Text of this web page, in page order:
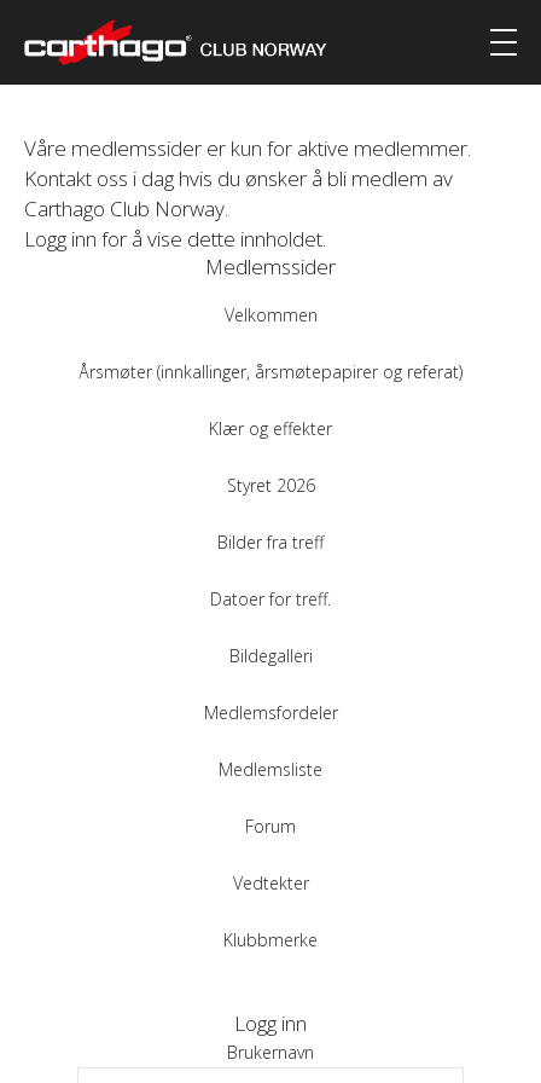
Våre medlemssider er kun for aktive medlemmer.
Kontakt oss i dag hvis du ønsker å bli medlem av
Carthago Club Norway.
Logg inn for å vise dette innholdet.
Medlemssider
Velkommen
Årsmøter (innkallinger, årsmøtepapirer og referat)
Klær og effekter
Styret 2026
Bilder fra treff
Datoer for treff.
Bildegalleri
Medlemsfordeler
Medlemsliste
Forum
Vedtekter
Klubbmerke
Logg inn
Brukernavn